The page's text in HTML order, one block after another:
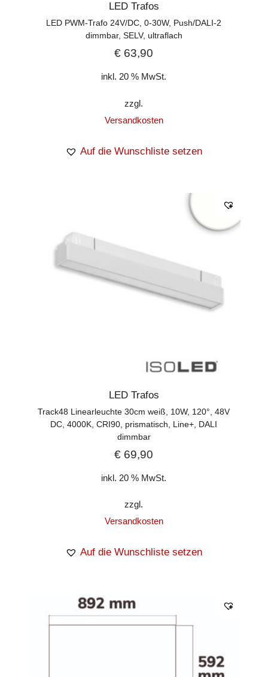
LED Trafos
LED PWM-Trafo 24V/DC, 0-30W, Push/DALI-2
dimmbar, SELV, ultraflach
€ 63,90
inkl. 20 % MwSt.
zzgl.
Versandkosten
Auf die Wunschliste setzen
LED Trafos
Track48 Linearleuchte 30cm weiß, 10W, 120°, 48V
DC, 4000K, CRI90, prismatisch, Line+, DALI
dimmbar
€ 69,90
inkl. 20 % MwSt.
zzgl.
Versandkosten
Auf die Wunschliste setzen